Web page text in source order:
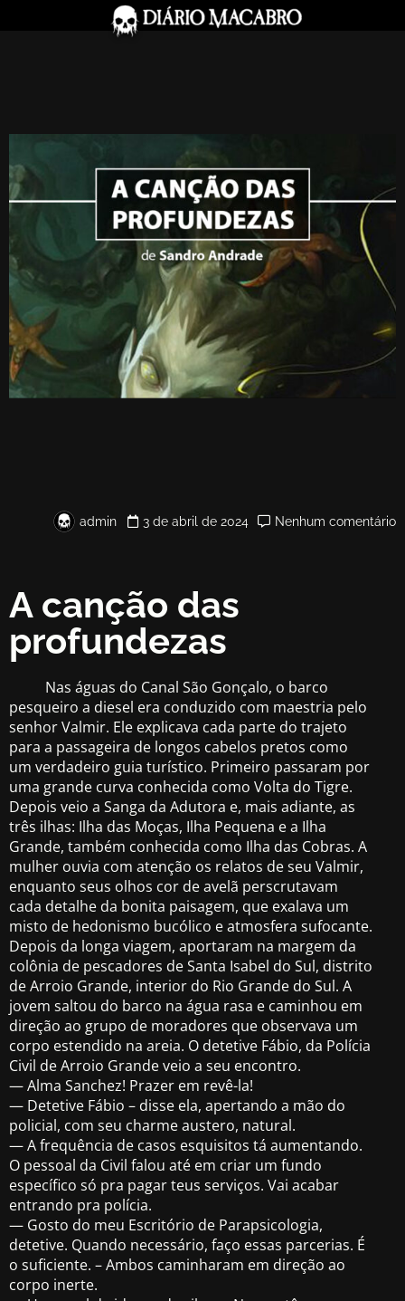
admin 3 de abril de 2024 Nenhum comentário
A canção das
profundezas
Nas águas do Canal São Gonçalo, o barco
pesqueiro a diesel era conduzido com maestria pelo
senhor Valmir. Ele explicava cada parte do trajeto
para a passageira de longos cabelos pretos como
um verdadeiro guia turístico. Primeiro passaram por
uma grande curva conhecida como Volta do Tigre.
Depois veio a Sanga da Adutora e, mais adiante, as
três ilhas: Ilha das Moças, Ilha Pequena e a Ilha
Grande, também conhecida como Ilha das Cobras. A
mulher ouvia com atenção os relatos de seu Valmir,
enquanto seus olhos cor de avelã perscrutavam
cada detalhe da bonita paisagem, que exalava um
misto de hedonismo bucólico e atmosfera sufocante.
Depois da longa viagem, aportaram na margem da
colônia de pescadores de Santa Isabel do Sul, distrito
de Arroio Grande, interior do Rio Grande do Sul. A
jovem saltou do barco na água rasa e caminhou em
direção ao grupo de moradores que observava um
corpo estendido na areia. O detetive Fábio, da Polícia
Civil de Arroio Grande veio a seu encontro.
— Alma Sanchez! Prazer em revê-la!
— Detetive Fábio – disse ela, apertando a mão do
policial, com seu charme austero, natural.
— A frequência de casos esquisitos tá aumentando.
O pessoal da Civil falou até em criar um fundo
específico só pra pagar teus serviços. Vai acabar
entrando pra polícia.
— Gosto do meu Escritório de Parapsicologia,
detetive. Quando necessário, faço essas parcerias. É
o suficiente. – Ambos caminharam em direção ao
corpo inerte.